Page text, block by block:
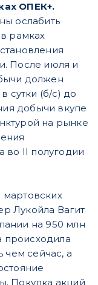
ОПЕК+.
ослабить
рамках
После июля и
должен
сутки (б/с) до
добычи вкупе
на рынке
во II полугодии
Лукойла Вагит
на 950 млн
происходила
чем сейчас, а
Покупка акций